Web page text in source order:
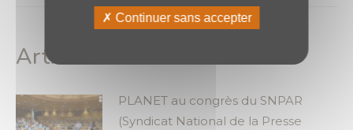
:
Articles similaires
PLANET au congrès du SNPAR
(Syndicat National de la Presse
Continuer sans accepter